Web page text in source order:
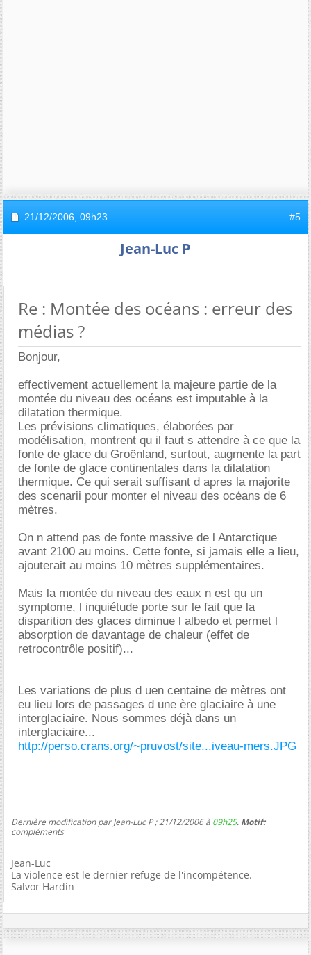
21/12/2006, 09h23 #5
Jean-Luc P
Re : Montée des océans : erreur des
médias ?
Bonjour,
effectivement actuellement la majeure partie de la
montée du niveau des océans est imputable à la
dilatation thermique.
Les prévisions climatiques, élaborées par
modélisation, montrent qu il faut s attendre à ce que la
fonte de glace du Groënland, surtout, augmente la part
de fonte de glace continentales dans la dilatation
thermique. Ce qui serait suffisant d apres la majorite
des scenarii pour monter el niveau des océans de 6
mètres.
On n attend pas de fonte massive de l Antarctique
avant 2100 au moins. Cette fonte, si jamais elle a lieu,
ajouterait au moins 10 mètres supplémentaires.
Mais la montée du niveau des eaux n est qu un
symptome, l inquiétude porte sur le fait que la
disparition des glaces diminue l albedo et permet l
absorption de davantage de chaleur (effet de
retrocontrôle positif)...
Les variations de plus d uen centaine de mètres ont
eu lieu lors de passages d une ère glaciaire à une
interglaciaire. Nous sommes déjà dans un
interglaciaire...
http://perso.crans.org/~pruvost/site...iveau-mers.JPG
Dernière modification par Jean-Luc P ; 21/12/2006 à 09h25. Motif:
compléments
Jean-Luc
La violence est le dernier refuge de l'incompétence.
Salvor Hardin